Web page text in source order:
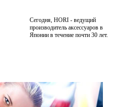
Сегодня, HORI - ведущий
производитель аксессуаров в
Японии в течение почти 30 лет.